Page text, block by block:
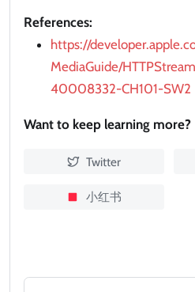
References:
https://
MediaGuide/
40008332-CH101-SW2
Want to keep learning more?
Twitter
小红书